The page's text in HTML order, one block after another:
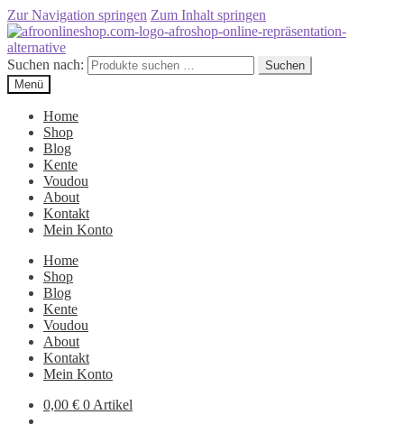
Zur Navigation springen Zum Inhalt springen
Suchen nach:
Suchen
Menü
Home
Shop
Blog
Kente
Voudou
About
Kontakt
Mein Konto
Home
Shop
Blog
Kente
Voudou
About
Kontakt
Mein Konto
0,00 € 0 Artikel